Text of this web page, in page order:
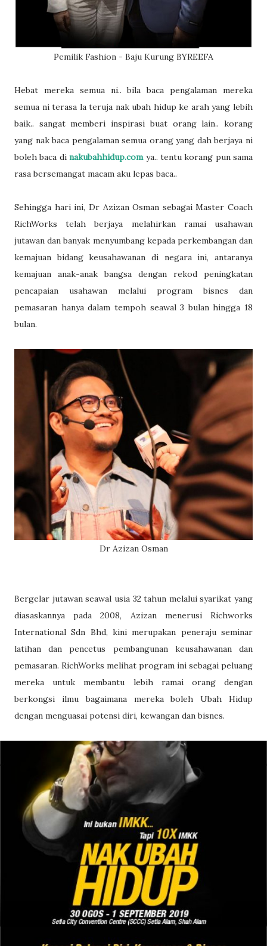
Pemilik Fashion - Baju Kurung BYREEFA
Hebat mereka semua ni.. bila baca pengalaman mereka
semua ni terasa la teruja nak ubah hidup ke arah yang lebih
baik.. sangat memberi inspirasi buat orang lain.. korang
yang nak baca pengalaman semua orang yang dah berjaya ni
boleh baca dinakubahhidup.comya.. tentu korang pun sama
rasa bersemangat macam aku lepas baca..
Sehingga hari ini, Dr Azizan Osman sebagai Master Coach
RichWorks telah berjaya melahirkan ramai usahawan
jutawan dan banyak menyumbang kepada perkembangan dan
kemajuan bidang keusahawanan di negara ini, antaranya
kemajuan anak-anak bangsa dengan rekod peningkatan
pencapaian usahawan melalui program bisnes dan
pemasaran hanya dalam tempoh seawal 3 bulan hingga 18
bulan.
Dr Azizan Osman
Bergelar jutawan seawal usia 32 tahun melalui syarikat yang
diasaskannya pada 2008, Azizan menerusi Richworks
International Sdn Bhd, kini merupakan peneraju seminar
latihan dan pencetus pembangunan keusahawanan dan
pemasaran. RichWorks melihat program ini sebagai peluang
mereka untuk membantu lebih ramai orang dengan
berkongsi ilmu bagaimana mereka boleh Ubah Hidup
dengan menguasai potensi diri, kewangan dan bisnes.